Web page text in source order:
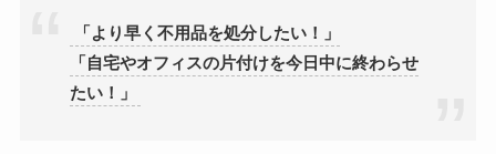
「より早く不用品を処分したい！」
「自宅やオフィスの片付けを今日中に終わらせ
たい！」